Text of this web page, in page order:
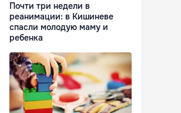
Почти три недели в
реанимации: в Кишиневе
спасли молодую маму и
ребенка